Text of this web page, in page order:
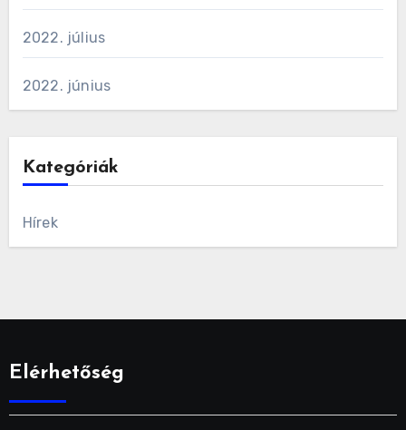
2022. július
2022. június
Kategóriák
Hírek
Elérhetőség